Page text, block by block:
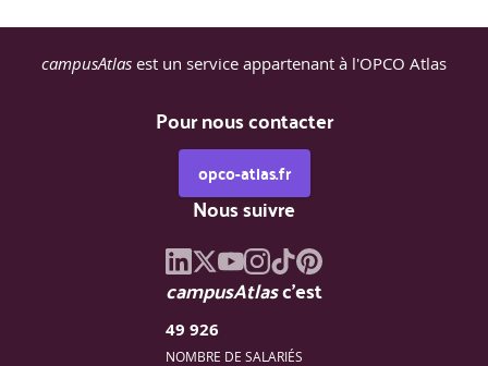
campusAtlas est un service appartenant à l'OPCO Atlas
Pour nous contacter
opco-atlas.fr
Nous suivre
campusAtlasc'est
49 926
NOMBRE DE SALARIÉS